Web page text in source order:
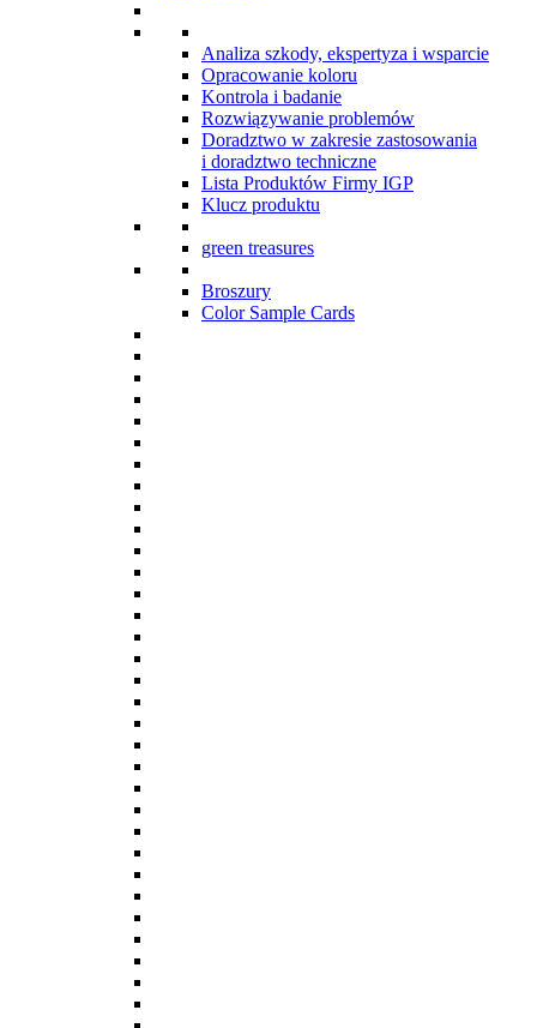
Analiza szkody, ekspertyza i wsparcie
Opracowanie koloru
Kontrola i badanie
Rozwiązywanie problemów
Doradztwo w zakresie zastosowania
i doradztwo techniczne
Lista Produktów Firmy IGP
Klucz produktu
green treasures
Broszury
Color Sample Cards